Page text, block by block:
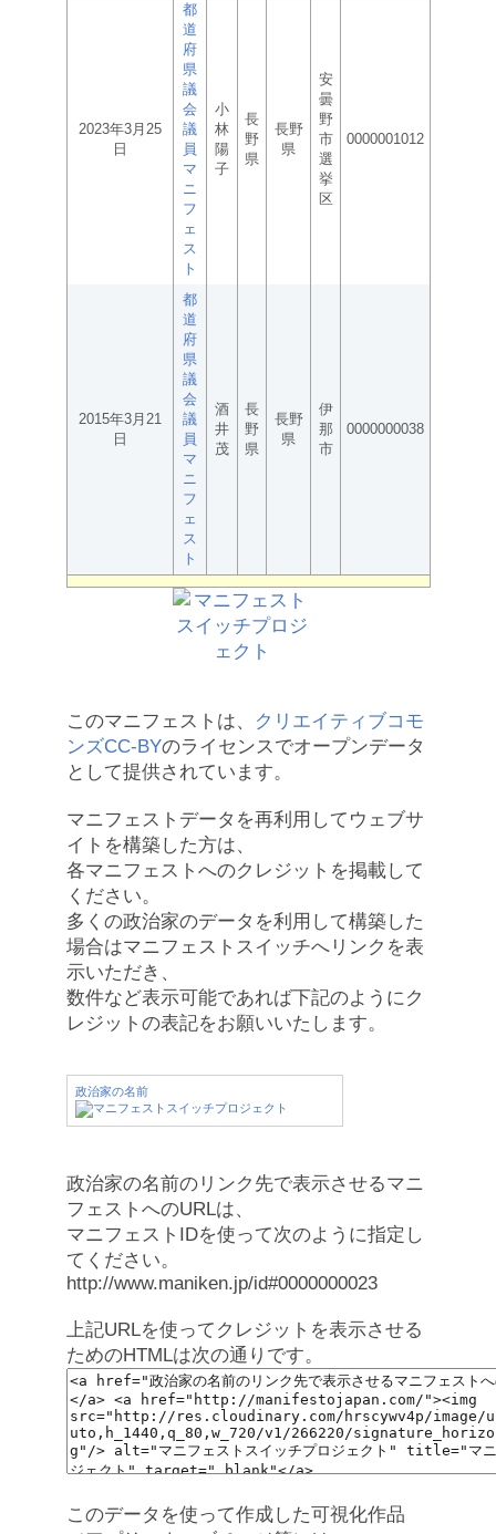
2023年3月25
日
都
道
府
県
議
会
議
員
マ
ニ
フ
ェ
ス
ト
小
林
陽
子
長
野
県
長野
県
安
曇
野
市
選
挙
区
0000001012
2015年3月21
日
都
道
府
県
議
会
議
員
マ
ニ
フ
ェ
ス
ト
酒
井
茂
長
野
県
長野
県
伊
那
市
0000000038
このマニフェストは、
クリエイティブコモ
ンズCC-BYのライセンスでオープンデータ
として提供されています。
マニフェストデータを再利用してウェブサ
イトを構築した方は、
各マニフェストへのクレジットを掲載して
ください。
多くの政治家のデータを利用して構築した
場合はマニフェストスイッチへリンクを表
示いただき、
数件など表示可能であれば下記のようにク
レジットの表記をお願いいたします。
政治家の名前
政治家の名前のリンク先で表示させるマニ
フェストへのURLは、
マニフェストIDを使って次のように指定し
てください。
http://www.maniken.jp/id#0000000023
上記URLを使ってクレジットを表示させる
ためのHTMLは次の通りです。
このデータを使って作成した可視化作品